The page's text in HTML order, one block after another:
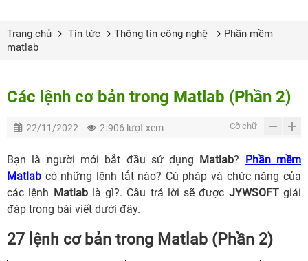
Trang chủ Tin tức Thông tin công nghệ
Phần mềm
matlab
Các lệnh cơ bản trong Matlab (Phần 2)
22/11/2022 2.906 lượt xem Cỡ chữ
Bạn là người mới bắt đầu sử dụng Matlab? Phần mềm
Matlab có những lệnh tắt nào? Cú pháp và chức năng của
các lệnh Matlablà gì?. Câu trả lời sẽ được JYWSOFTgiải
đáp trong bài viết dưới đây.
27 lệnh cơ bản trong Matlab (Phần 2)